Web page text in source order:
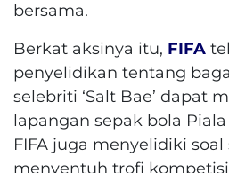
bersama.
Berkat aksinya itu, FIFA
penyelidikan tentang
selebriti ‘Salt Bae’ dapat
lapangan sepak bola
FIFA juga menyelidiki soal
menyentuh trofi